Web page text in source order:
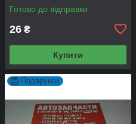
Готово до відправки
26 ₴
Купити
Подарунок